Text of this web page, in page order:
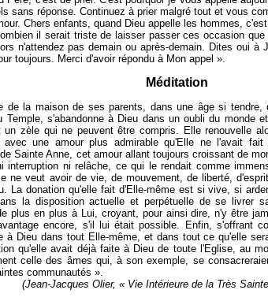
sans réponse. Continuez à prier malgré tout et vous
Chers enfants, quand Dieu appelle les hommes,
il serait triste de laisser passer ces occasion
n'attendez pas demain ou après-demain. Dites oui à
toujours. Merci d'avoir répondu à Mon appel ».
Méditation
de la maison de ses parents, dans une âge si
Temple, s'abandonne à Dieu dans un oubli du monde
un zèle qui ne peuvent être compris. Elle renouvelle
avec une amour plus admirable qu'Elle ne l'avait
Sainte Anne, cet amour allant toujours croissant de
interruption ni relâche, ce qui le rendait comme
ne veut avoir de vie, de mouvement, de liberté,
La donation qu'elle fait d'Elle-même est si vive, si
la disposition actuelle et perpétuelle de se livrer
plus en plus à Lui, croyant, pour ainsi dire, n'y être
encore, s'il lui était possible. Enfin, s'offrant
à Dieu dans tout Elle-même, et dans tout ce qu'elle
qu'elle avait déjà faite à Dieu de toute l'Eglise, au
celle des âmes qui, à son exemple, se
communautés ».
(Jean-Jacques Olier, « Vie Intérieure de la Très